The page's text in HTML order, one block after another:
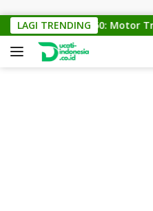
LAGI TRENDING
KTM Cross 150: Motor